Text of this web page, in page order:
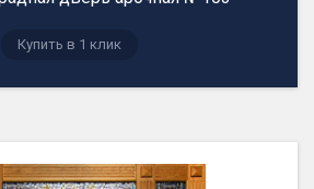
Купить в 1 клик